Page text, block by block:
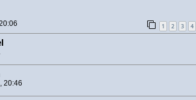
1 2 3 4
20:46